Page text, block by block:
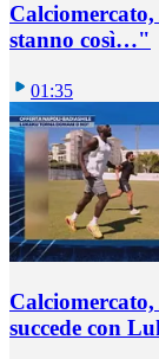
stanno così…"
01:35
succede con